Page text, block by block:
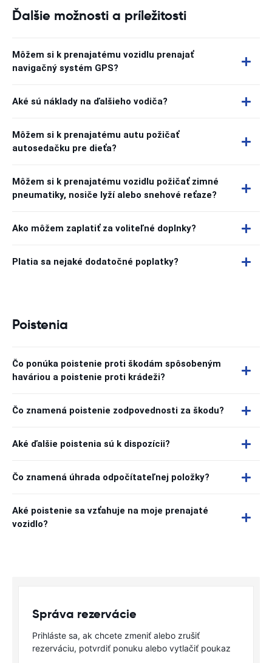
Ďalšie možnosti a príležitosti
Môžem si k prenajatému vozidlu prenajať
navigačný systém GPS?
Aké sú náklady na ďalšieho vodiča?
Môžem si k prenajatému autu požičať
autosedačku pre dieťa?
Môžem si k prenajatému vozidlu požičať zimné
pneumatiky, nosiče lyží alebo snehové reťaze?
Ako môžem zaplatiť za voliteľné doplnky?
Platia sa nejaké dodatočné poplatky?
Poistenia
Čo ponúka poistenie proti škodám spôsobeným
haváriou a poistenie proti krádeži?
Čo znamená poistenie zodpovednosti za škodu?
Aké ďalšie poistenia sú k dispozícii?
Čo znamená úhrada odpočítateľnej položky?
Aké poistenie sa vzťahuje na moje prenajaté
vozidlo?
Správa rezervácie
Prihláste sa, ak chcete zmeniť alebo zrušiť
rezerváciu, potvrdiť ponuku alebo vytlačiť poukaz